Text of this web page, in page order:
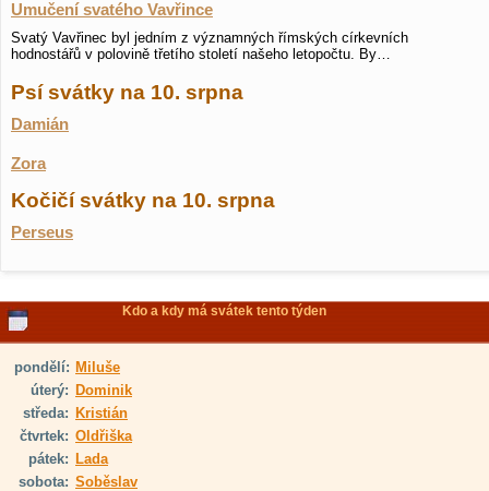
Umučení svatého Vavřince
Svatý Vavřinec byl jedním z významných římských církevních
hodnostářů v polovině třetího století našeho letopočtu. By…
Psí svátky na 10. srpna
Damián
Zora
Kočičí svátky na 10. srpna
Perseus
Kdo a kdy má svátek tento týden
pondělí: Miluše
úterý: Dominik
středa: Kristián
čtvrtek: Oldřiška
pátek: Lada
sobota: Soběslav